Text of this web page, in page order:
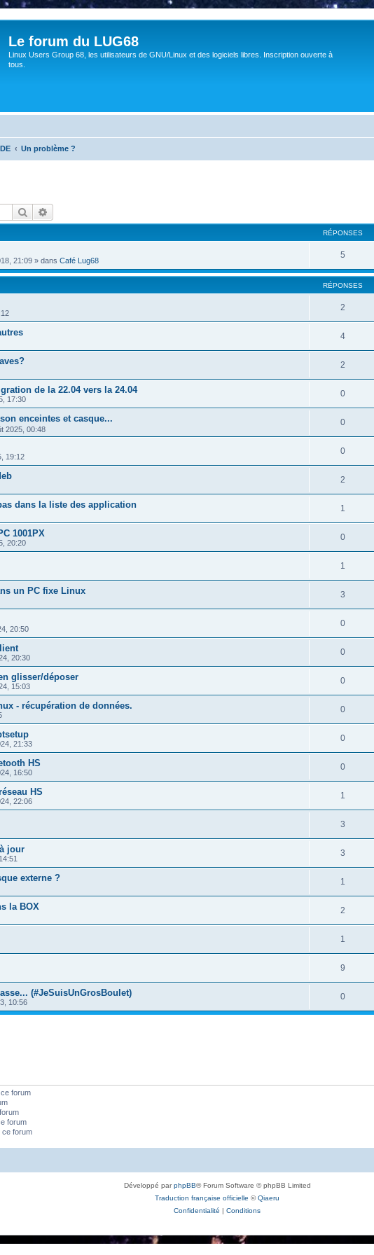
Le forum du LUG68
Linux Users Group 68, les utilisateurs de GNU/Linux et des logiciels libres. Inscription ouverte à
tous.
Un problème ?
Rechercher
RÉPONSES
21:09 » dans Café Lug68
5
RÉPONSES
2
4
2
de la 22.04 vers la 24.04
17:30
0
enceintes et casque...
2025, 00:48
0
19:12
0
2
dans la liste des application 1
1001PX
20:20
0
1
un PC fixe Linux 3
20:50
0
20:30
0
glisser/déposer
15:03
0
- récupération de données. 0
21:33
0
HS
16:50
0
HS
22:06
1
3
jour 3
externe ? 1
la BOX 2
1
9
(#JeSuisUnGrosBoulet)
10:56
0
forum
forum
ce forum
Développé parphpBB® Forum Software © phpBB Limited
Traduction française officielle ©Qiaeru
Confidentialité | Conditions